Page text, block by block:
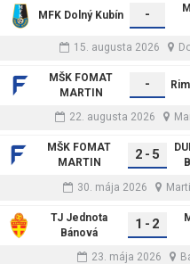
MFK Dolný Kubín -
15. augusta 2026
MŠK FOMAT
MARTIN
-
22. augusta 2026
MŠK FOMAT
MARTIN
2 - 5
30. mája 2026
TJ Jednota
Bánová
1 - 2
23. mája 2026